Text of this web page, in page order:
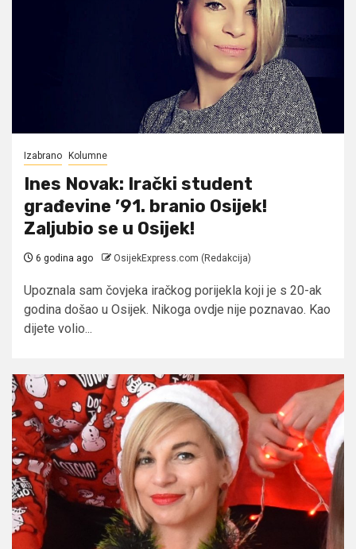
Izabrano Kolumne
Ines Novak: Irački student
građevine ’91. branio Osijek!
Zaljubio se u Osijek!
6 godina ago OsijekExpress.com (Redakcija)
Upoznala sam čovjeka iračkog porijekla koji je s 20-ak
godina došao u Osijek. Nikoga ovdje nije poznavao. Kao
dijete volio...